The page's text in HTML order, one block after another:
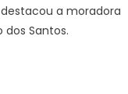
a moradora
dos Santos.